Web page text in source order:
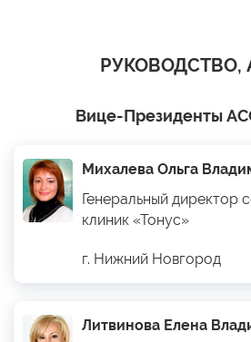
РУКОВОДСТВО,
Вице-Президенты
Михалева Ольга
Генеральный директор
клиник «Тонус»
г. Нижний Новгород
Литвинова Елена